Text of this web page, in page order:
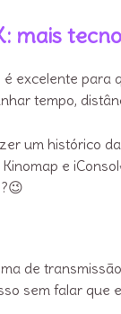
mais
é excelente
tempo,
um histórico
e
de
sem falar que